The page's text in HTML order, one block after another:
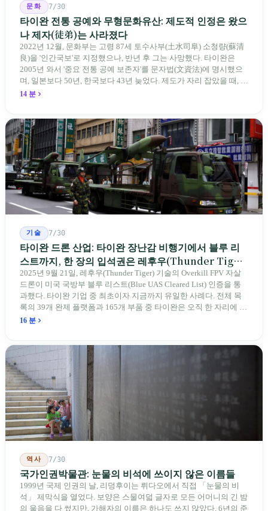
문화 7/30
타이완 전통 공예와 무형문화유산: 제도적 인정은 왔으
나 제자(徒弟)는 사라졌다
2022년 12월, 문화부는 고령 87세 토수사부(土水司阜) 소청량(蘇清
良)을 '인간국보'로 지정했으나, 반년 후 그는 사망했다. 타이완은
2005년 와서 '중요 전통 공예 보존자'를 문자법(文資法)에 명시했으
며, 일본보다 50년, 한국보다 43년 늦었다. 제도가 자리 잡았을 때, 제
자 제도는 이미 1970-80년대 산업화 과정에서 붕괴되었다. 600여 명
14 분
기술 7/30
타이완 드론 산업: 타이완 장난감 비행기에서 블루 리
스트까지, 한 장의 입석권은 레후우(Thunder Tiger)
에게
2025년 9월 21일, 레후우(Thunder Tiger) 기술의 Overkill FPV 자살
드론이 미국 국방부 블루 리스트(Blue UAS Cleared List) 인증을 통
과했다. 타이완 기업 중 최초이자 지금까지 유일한 사례다. 전체 목
록의 39개 완제 플랫폼과 165개 부품 중 타이완은 오직 한 자리에 불
과하다. 2026년 4월, 미국 양당 소속 상원의원 4명이 《타이완을 위
를 드러낸다: 타이완의 진입이 너무 느려 미국 스스로가 입법을 통해
장벽을 낮춰야 한다는 점이다. 타이완에서 46년간 원격 조종 장난감
비행기를 만들어 온 한 회사가 오하이오주에 두 번째 공장을 건설할
계획을 세우고 있다.
16 분
역사 7/30
국가인권박물관: 눈물의 비석에 쓰이지 않은 이름들
1999년 국제 인권의 날, 리덩후이는 뤼다오에서 직접 「눈물의 비
석」 제막식을 열었다. 보양은 스물여덟 글자로 모든 어머니의 긴 밤
의 울음을 다 썼지만, 가해자의 이름은 하나도 쓰지 않았다. 6년의 준